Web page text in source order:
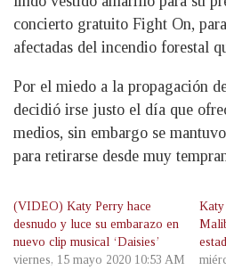
concierto gratuito Fight On,
afectadas del incendio forestal
Por el miedo a la propagación
decidió irse justo el día que
medios, sin embargo se
para retirarse desde muy
(VIDEO) Katy Perry hace
desnudo y luce su embarazo en
nuevo clip musical ‘Daisies’
viernes, 15 mayo 2020 10:53 AM
Katy